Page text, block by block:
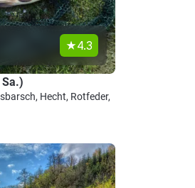
4.3
Hecht, Rotfeder,